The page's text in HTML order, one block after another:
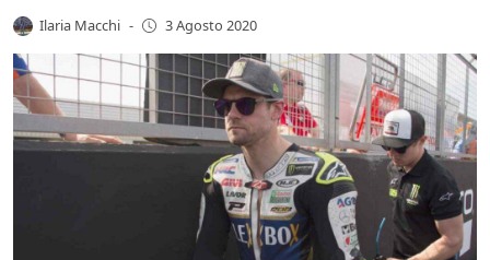
Ilaria Macchi - 3 Agosto 2020